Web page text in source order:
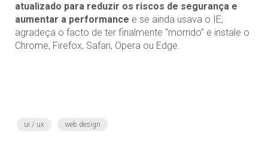
atualizado para reduzir os riscos de segurança e
aumentar a performance e se ainda usava o IE,
agradeça o facto de ter finalmente “morrido” e instale o
Chrome, Firefox, Safari, Opera ou Edge.
ui / ux web design